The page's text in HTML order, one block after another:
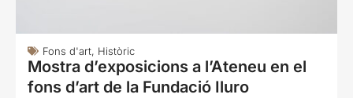
Fons d'art, Històric
Mostra d’exposicions a l’Ateneu en el
fons d’art de la Fundació Iluro